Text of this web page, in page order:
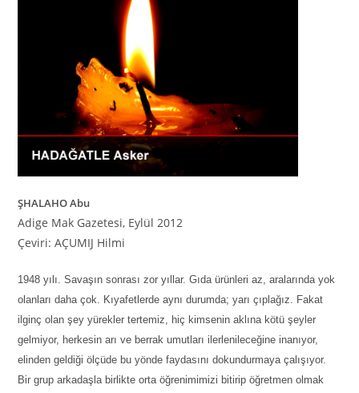
ŞHALAHO Abu
Adige Mak Gazetesi, Eylül 2012
Çeviri: AÇUMIJ Hilmi
1948 yılı. Savaşın sonrası zor yıllar. Gıda ürünleri az, aralarında yok
olanları daha çok. Kıyafetlerde aynı durumda; yarı çıplağız. Fakat
ilginç olan şey yürekler tertemiz, hiç kimsenin aklına kötü şeyler
gelmiyor, herkesin arı ve berrak umutları ilerlenileceğine inanıyor,
elinden geldiği ölçüde bu yönde faydasını dokundurmaya çalışıyor.
Bir grup arkadaşla birlikte orta öğrenimimizi bitirip öğretmen olmak